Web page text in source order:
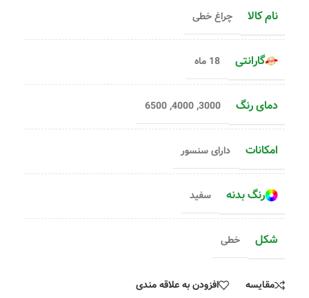
نام کالا چراغ خطی
گارانتی 18 ماه
دمای رنگ 3000
,
4000
,
6500
امکانات دارای سنسور
رنگ بدنه سفید
شکل خطی
مقایسه افزودن به علاقه مندی